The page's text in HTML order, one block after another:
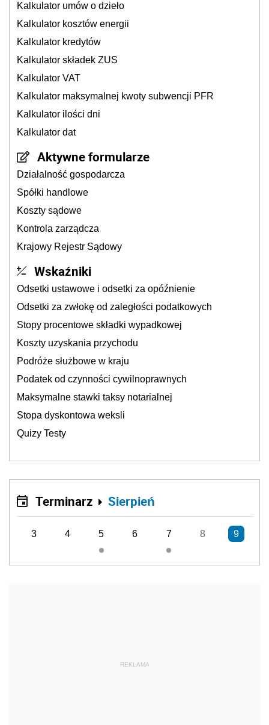
Kalkulator umów o dzieło
Kalkulator kosztów energii
Kalkulator kredytów
Kalkulator składek ZUS
Kalkulator VAT
Kalkulator maksymalnej kwoty subwencji PFR
Kalkulator ilości dni
Kalkulator dat
Aktywne formularze
Działalność gospodarcza
Spółki handlowe
Koszty sądowe
Kontrola zarządcza
Krajowy Rejestr Sądowy
Wskaźniki
Odsetki ustawowe i odsetki za opóźnienie
Odsetki za zwłokę od zaległości podatkowych
Stopy procentowe składki wypadkowej
Koszty uzyskania przychodu
Podróże służbowe w kraju
Podatek od czynności cywilnoprawnych
Maksymalne stawki taksy notarialnej
Stopa dyskontowa weksli
Quizy Testy
Terminarz Sierpień
3 4 5 6 7 8 9
REKLAMA